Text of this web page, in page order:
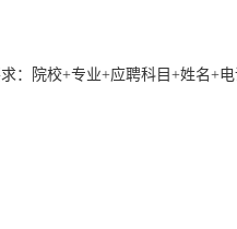
：院校+专业+应聘科目+姓名+